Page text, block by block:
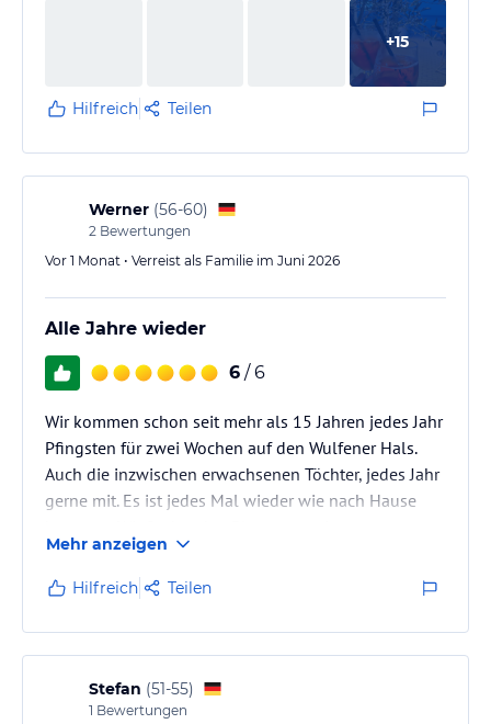
Der Loungebereich direkt an der Ostsee, am
Hundeauslaufplätze...richtig toll.
+15
Hilfreich Teilen
Werner (56-60)
2 Bewertungen
Vor 1 Monat • Verreist als Familie im Juni 2026
Alle Jahre wieder
6 / 6
Wir kommen schon seit mehr als 15 Jahren jedes Jahr
Pfingsten für zwei Wochen auf den Wulfener Hals.
Auch die inzwischen erwachsenen Töchter, jedes Jahr
gerne mit. Es ist jedes Mal wieder wie nach Hause
organisiert, sauber und bietet für jeden Geschmack
etwas. Man kann seinen Urlaub ruhig verbringen oder
mit etwas mehr Animation und sportlicher
Betätigung. Die Restaurants sind gut, die Preise
angemessen. Lediglich beim privaten Bad hätte ich
einen Verbesserungsvorschlag:…
Mehr anzeigen
Hilfreich Teilen
Stefan (51-55)
1 Bewertungen